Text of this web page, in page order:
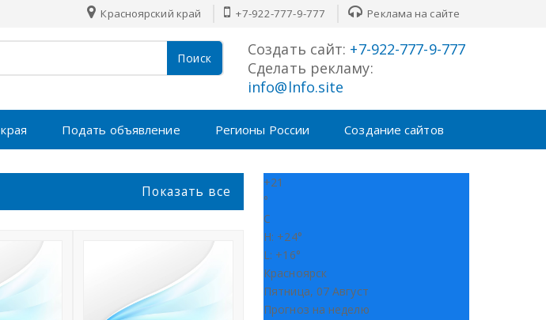
Красноярский край +7-922-777-9-777 Реклама на сайте
Поиск Создать сайт: +7-922-777-9-777
Сделать рекламу:
info@lnfo.site
Подать объявление Регионы России Создание сайтов
Показать все
+21
°
C
H: +24°
L: +16°
Красноярск
Пятница, 07 Август
Прогноз на неделю